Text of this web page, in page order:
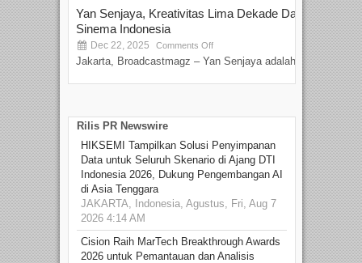
Yan Senjaya, Kreativitas Lima Dekade Dalam
Sinema Indonesia
Dec 22, 2025 Comments Off
Jakarta, Broadcastmagz – Yan Senjaya adalah...
Rilis PR Newswire
HIKSEMI Tampilkan Solusi Penyimpanan
Data untuk Seluruh Skenario di Ajang DTI
Indonesia 2026, Dukung Pengembangan AI
di Asia Tenggara
JAKARTA, Indonesia, Agustus, Fri, Aug 7
2026 4:14 AM
Cision Raih MarTech Breakthrough Awards
2026 untuk Pemantauan dan Analisis